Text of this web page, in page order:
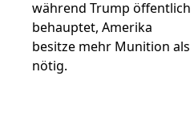
während Trump öffentlich
behauptet, Amerika
besitze mehr Munition als
nötig.